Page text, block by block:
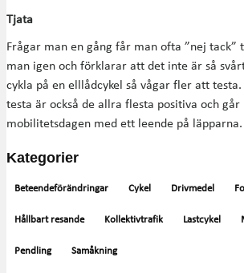
Tjata
Frågar man en gång får man ofta ”nej tack”
man igen och förklarar att det inte är så
cykla på en elllådcykel så vågar fler att testa.
testa är också de allra flesta positiva och
mobilitetsdagen med ett leende på läpparna.
Kategorier
Beteendeförändringar Cykel Drivmedel
Hållbart resande Kollektivtrafik Lastcykel
Pendling Samåkning